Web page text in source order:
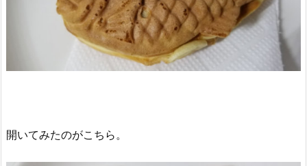
開いてみたのがこちら。